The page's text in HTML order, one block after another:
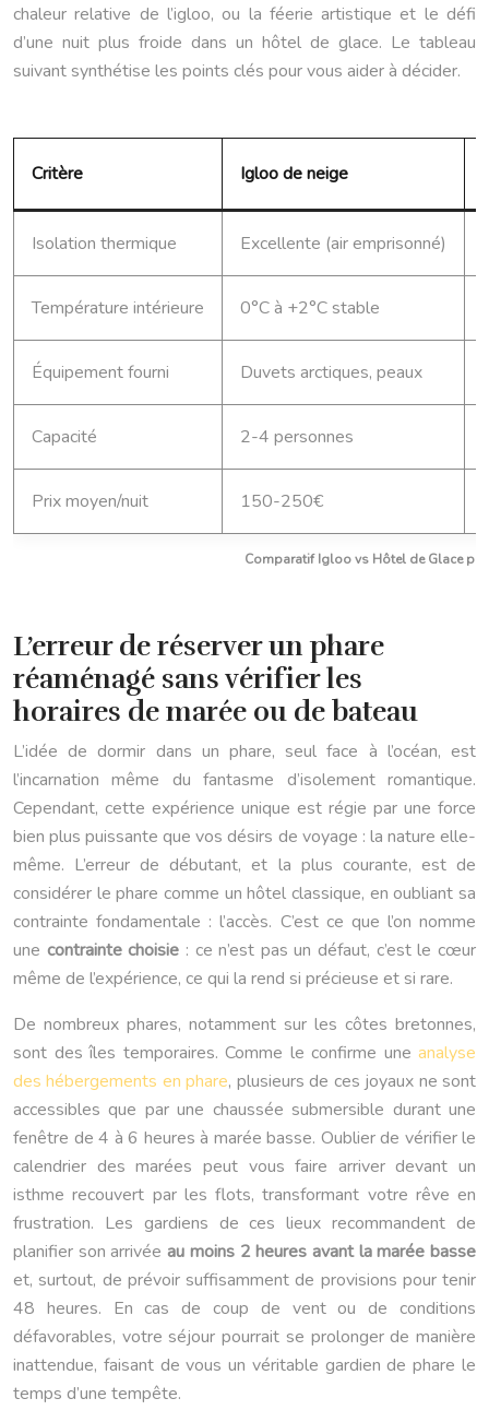
chaleur relative de l’igloo, ou la féerie artistique et le défi
d’une nuit plus froide dans un hôtel de glace. Le tableau
suivant synthétise les points clés pour vous aider à décider.
Comparatif Igloo vs Hôtel de Glace
Critère Igloo de neige
Isolation thermique Excellente (air emprisonné)
Température intérieure 0°C à +2°C stable
Équipement fourni Duvets arctiques, peaux
Capacité 2-4 personnes
Prix moyen/nuit 150-250€
L’erreur de réserver un phare
réaménagé sans vérifier les
horaires de marée ou de bateau
L’idée de dormir dans un phare, seul face à l’océan, est
l’incarnation même du fantasme d’isolement romantique.
Cependant, cette expérience unique est régie par une force
bien plus puissante que vos désirs de voyage : la nature elle-
même. L’erreur de débutant, et la plus courante, est de
considérer le phare comme un hôtel classique, en oubliant sa
contrainte fondamentale : l’accès. C’est ce que l’on nomme
une contrainte choisie : ce n’est pas un défaut, c’est le cœur
même de l’expérience, ce qui la rend si précieuse et si rare.
De nombreux phares, notamment sur les côtes bretonnes,
sont des îles temporaires. Comme le confirme une analyse
des hébergements en phare, plusieurs de ces joyaux ne sont
accessibles que par une chaussée submersible durant une
fenêtre de 4 à 6 heures à marée basse. Oublier de vérifier le
calendrier des marées peut vous faire arriver devant un
isthme recouvert par les flots, transformant votre rêve en
frustration. Les gardiens de ces lieux recommandent de
planifier son arrivéeau moins 2 heures avant la marée basse
et, surtout, de prévoir suffisamment de provisions pour tenir
48 heures. En cas de coup de vent ou de conditions
défavorables, votre séjour pourrait se prolonger de manière
inattendue, faisant de vous un véritable gardien de phare le
temps d’une tempête.